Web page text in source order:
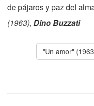
de pájaros y paz del
(1963), Dino Buzzati
"Un amor"